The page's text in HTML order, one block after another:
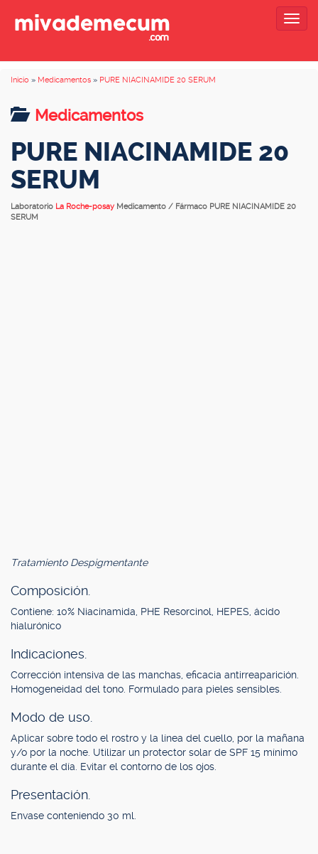
Inicio » Medicamentos » PURE NIACINAMIDE 20 SERUM
Medicamentos
PURE NIACINAMIDE 20
SERUM
Laboratorio La Roche-posay Medicamento / Fármaco PURE NIACINAMIDE 20
SERUM
Tratamiento Despigmentante
Composición.
Contiene: 10% Niacinamida, PHE Resorcinol, HEPES, ácido
hialurónico
Indicaciones.
Corrección intensiva de las manchas, eficacia antirreaparición.
Homogeneidad del tono. Formulado para pieles sensibles.
Modo de uso.
Aplicar sobre todo el rostro y la línea del cuello, por la mañana
y/o por la noche. Utilizar un protector solar de SPF 15 mínimo
durante el día. Evitar el contorno de los ojos.
Presentación.
Envase conteniendo 30 ml.